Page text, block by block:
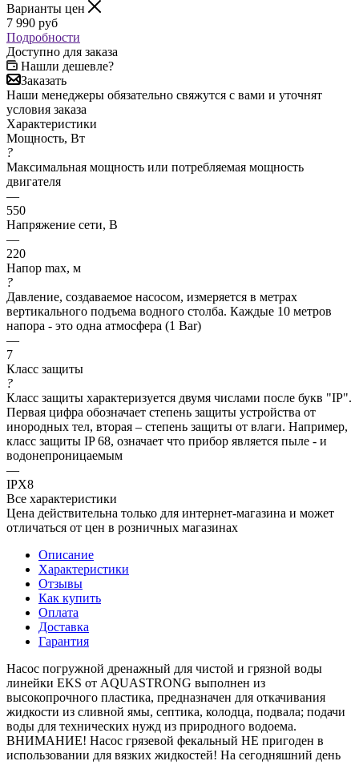
Варианты цен
7 990 руб
Подробности
Доступно для заказа
Нашли дешевле?
Заказать
Наши менеджеры обязательно свяжутся с вами и уточнят
условия заказа
Характеристики
Мощность, Вт
?
Максимальная мощность или потребляемая мощность
двигателя
—
550
Напряжение сети, В
—
220
Напор max, м
?
Давление, создаваемое насосом, измеряется в метрах
вертикального подъема водного столба. Каждые 10 метров
напора - это одна атмосфера (1 Bar)
—
7
Класс защиты
?
Класс защиты характеризуется двумя числами после букв "IP".
Первая цифра обозначает степень защиты устройства от
инородных тел, вторая – степень защиты от влаги. Например,
класс защиты IP 68, означает что прибор является пыле - и
водонепроницаемым
—
IPX8
Все характеристики
Цена действительна только для интернет-магазина и может
отличаться от цен в розничных магазинах
Описание
Характеристики
Отзывы
Как купить
Оплата
Доставка
Гарантия
Насос погружной дренажный для чистой и грязной воды
линейки EKS от AQUASTRONG выполнен из
высокопрочного пластика, предназначен для откачивания
жидкости из сливной ямы, септика, колодца, подвала; подачи
воды для технических нужд из природного водоема.
ВНИМАНИЕ! Насос грязевой фекальный НЕ пригоден в
использовании для вязких жидкостей! На сегодняшний день